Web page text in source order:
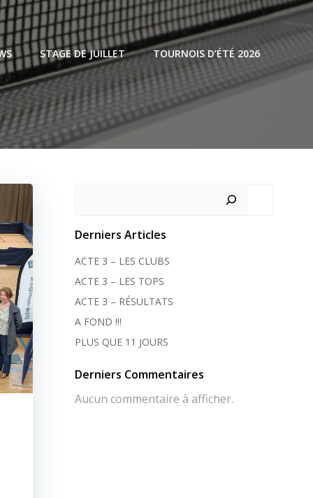
STAGE DE JUILLET TOURNOIS D’ÉTÉ 2026
Derniers Articles
ACTE 3 – LES CLUBS
ACTE 3 – LES TOPS
ACTE 3 – RÉSULTATS
A FOND !!!
PLUS QUE 11 JOURS
Derniers Commentaires
Aucun commentaire à afficher.